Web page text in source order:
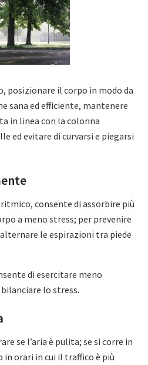
posizionare il corpo in modo da
sana ed efficiente, mantenere
in linea con la colonna
ed evitare di curvarsi e piegarsi
consente di assorbire più
a meno stress; per prevenire
le espirazioni tra piede
di esercitare meno
lo stress.
se l’aria è pulita; se si corre in
orari in cui il traffico è più